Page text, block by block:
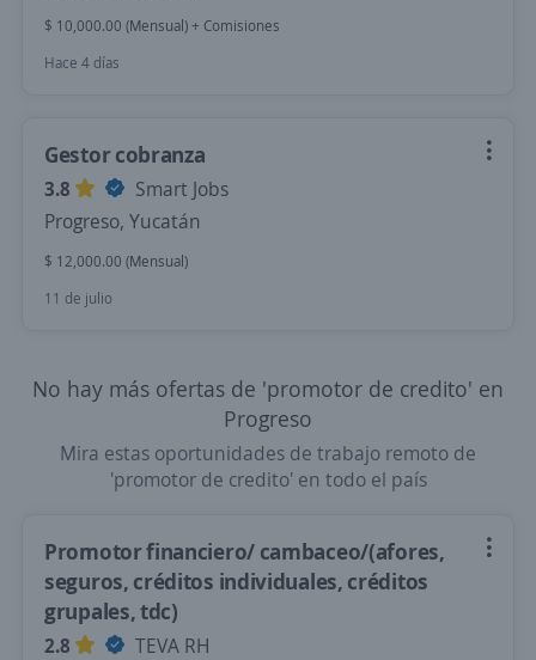
$ 10,000.00 (Mensual) + Comisiones
Hace 4 días
Gestor cobranza
3.8
Smart Jobs
Progreso, Yucatán
$ 12,000.00 (Mensual)
11 de julio
No hay más ofertas de 'promotor de credito' en
Progreso
Mira estas oportunidades de trabajo remoto de
'promotor de credito' en todo el país
Promotor financiero/ cambaceo/(afores,
seguros, créditos individuales, créditos
grupales, tdc)
2.8
TEVA RH